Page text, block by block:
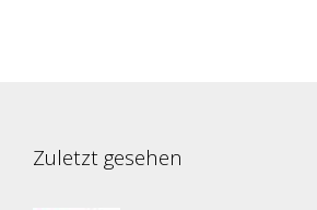
Zuletzt gesehen